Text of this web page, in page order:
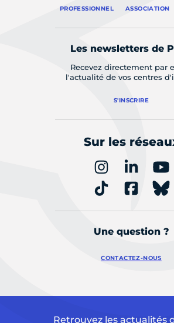
PROFESSIONNEL ASSOCIATION
Les newsletters de
Recevez directement par
l'actualité de vos centres
S'INSCRIRE
Sur les
Une question ?
CONTACTEZ-NOUS
Retrouvez les actualités